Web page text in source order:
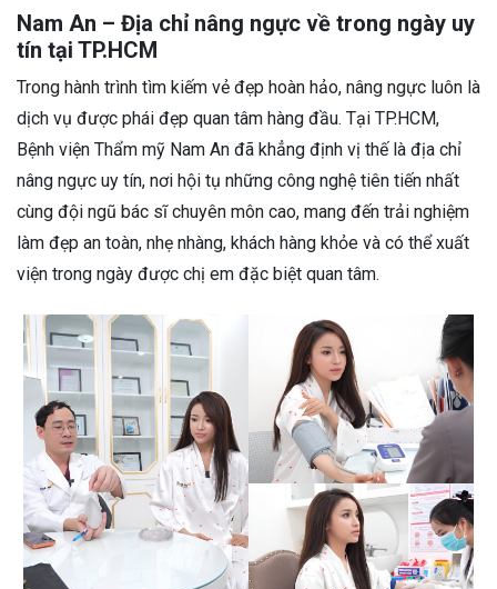
Nam An – Địa chỉ nâng ngực về trong ngày uy
tín tại TP.HCM
Trong hành trình tìm kiếm vẻ đẹp hoàn hảo, nâng ngực luôn là
dịch vụ được phái đẹp quan tâm hàng đầu. Tại TP.HCM,
Bệnh viện Thẩm mỹ Nam An đã khẳng định vị thế là địa chỉ
nâng ngực uy tín, nơi hội tụ những công nghệ tiên tiến nhất
cùng đội ngũ bác sĩ chuyên môn cao, mang đến trải nghiệm
làm đẹp an toàn, nhẹ nhàng, khách hàng khỏe và có thể xuất
viện trong ngày được chị em đặc biệt quan tâm.